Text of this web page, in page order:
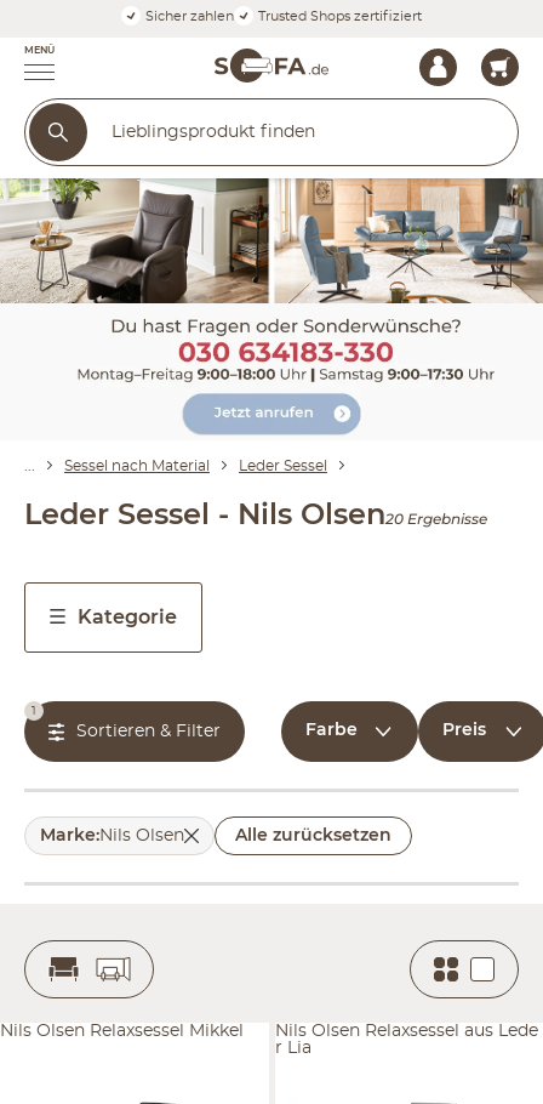
Sicher zahlen Trusted Shops zertifiziert
MENÜ
Sessel nach Material Leder Sessel
Leder Sessel - Nils Olsen20 Ergebnisse
Kategorie
1
Sortieren & Filter Farbe Preis
Marke:Nils Olsen Alle zurücksetzen
Nils Olsen Relaxsessel Mikkel
Nils Olsen Relaxsessel aus Lede
r Lia